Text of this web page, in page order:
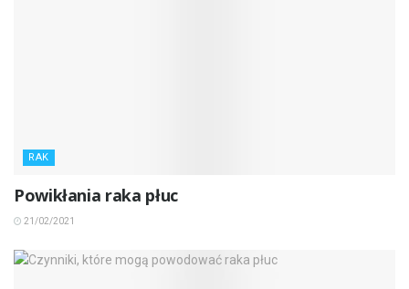
RAK
Powikłania raka płuc
21/02/2021